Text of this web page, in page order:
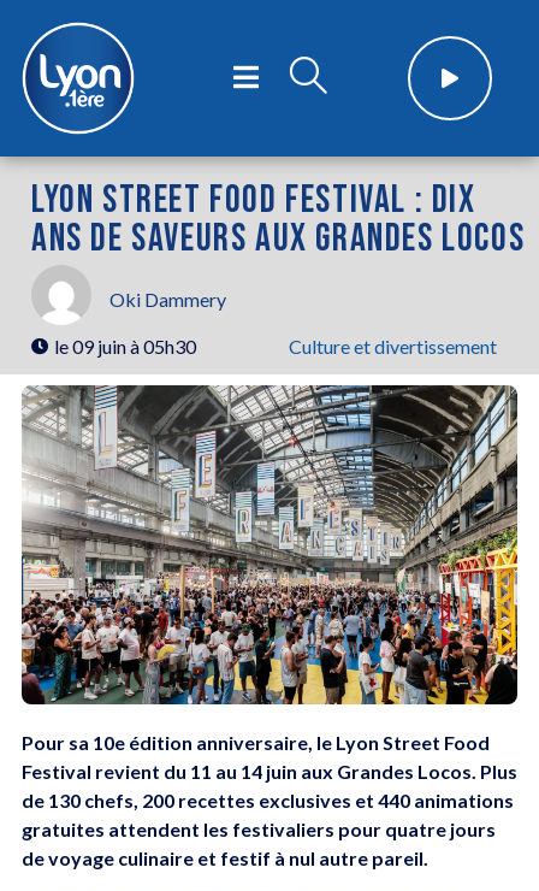
LYON STREET FOOD FESTIVAL : DIX
ANS DE SAVEURS AUX GRANDES LOCOS
Oki Dammery
le09 juin à 05h30 Culture et divertissement
Pour sa 10e édition anniversaire, le Lyon Street Food
Festival revient du 11 au 14 juin aux Grandes Locos. Plus
de 130 chefs, 200 recettes exclusives et 440 animations
gratuites attendent les festivaliers pour quatre jours
de voyage culinaire et festif à nul autre pareil.